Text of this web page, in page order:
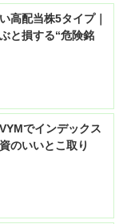
高配当株5タイプ｜
と損する“危険銘
でインデックス
のいいとこ取り